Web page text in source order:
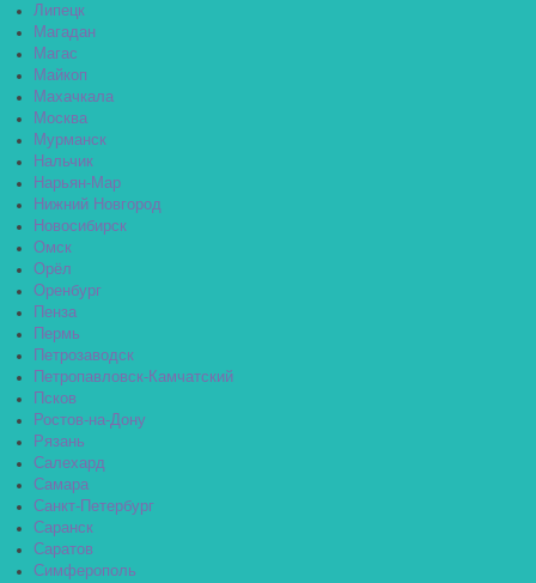
Липецк
Магадан
Магас
Майкоп
Махачкала
Москва
Мурманск
Нальчик
Нарьян-Мар
Нижний Новгород
Новосибирск
Омск
Орёл
Оренбург
Пенза
Пермь
Петрозаводск
Петропавловск-Камчатский
Псков
Ростов-на-Дону
Рязань
Салехард
Самара
Санкт-Петербург
Саранск
Саратов
Симферополь